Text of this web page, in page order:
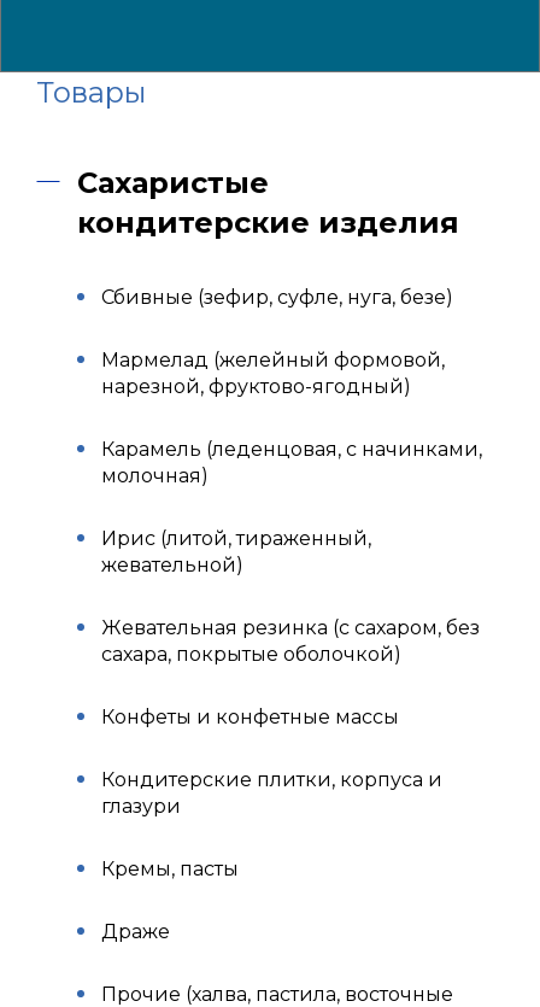
Товары
Сахаристые
кондитерские изделия
Сбивные (зефир, суфле, нуга, безе)
Мармелад (желейный формовой,
нарезной, фруктово-ягодный)
Карамель (леденцовая, с начинками,
молочная)
Ирис (литой, тираженный,
жевательной)
Жевательная резинка (с сахаром, без
сахара, покрытые оболочкой)
Конфеты и конфетные массы
Кондитерские плитки, корпуса и
глазури
Кремы, пасты
Драже
Прочие (халва, пастила, восточные